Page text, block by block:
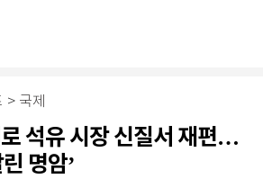
> 국제
석유 시장 신질서 재편…
명암’